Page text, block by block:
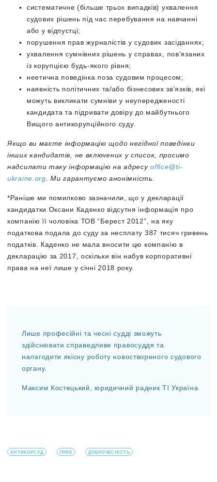
систематичне (більше трьох випадків) ухвалення
судових рішень під час перебування на навчанні
або у відпустці;
порушення прав журналістів у судових засіданнях;
ухвалення сумнівних рішень у справах, пов’язаних
із корупцією будь-якого рівня;
неетична поведінка поза судовим процесом;
наявність політичних та/або бізнесових зв’язків, які
можуть викликати сумніви у неупередженості
кандидата та підривати довіру до майбутнього
Вищого антикорупційного суду.
Якщо ви маєте інформацію щодо негідної поведінки
інших кандидатів, не включених у список, просимо
надсилати таку інформацію на адресуoffice@ti-
ukraine.org . Ми гарантуємо анонімність.
*Раніше ми помилково зазначили, що у декларації
кандидатки Оксани Каденко відсутня інформація про
компанію її чоловіка ТОВ “Берест 2012”, на яку
податкова подала до суду за несплату 387 тисяч гривень
податків. Каденко не мала вносити цю компанію в
декларацію за 2017, оскільки він набув корпоративні
права на неї лише у січні 2018 року.
Лише професійні та чесні судді зможуть
здійснювати справедливе правосуддя та
налагодити якісну роботу новоствореного судового
органу.
Максим Костецький, юридичний радник ТІ Україна
АНТИКОРСУД ГРМЕ ДОБРОЧЕСНІСТЬ